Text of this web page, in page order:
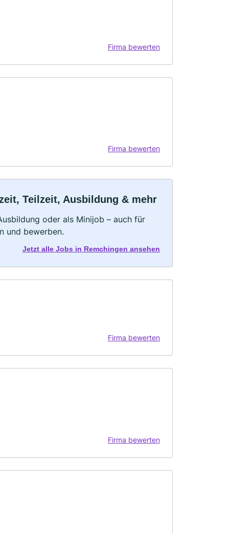
Firma bewerten
Firma bewerten
Teilzeit, Ausbildung & mehr
oder als Minijob – auch für
und bewerben.
Jetzt alle Jobs in Remchingen ansehen
Firma bewerten
Firma bewerten